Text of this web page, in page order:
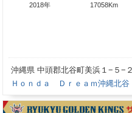
2018年
17058Km
沖縄県 中頭郡北谷町美浜１−５−２
Ｈｏｎｄａ Ｄｒｅａｍ沖縄北谷